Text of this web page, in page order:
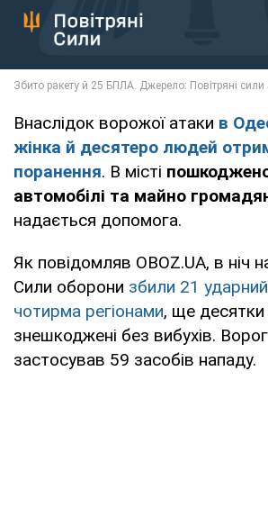
Внаслідок ворожої атаки в
жінка й десятеро людей
поранення. В місті
автомобілі та майно
надається допомога.
Як повідомляв OBOZ.UA, в ніч
Сили оборони збили 21
чотирма регіонами, ще десятки
знешкоджені без вибухів.
застосував 59 засобів нападу.